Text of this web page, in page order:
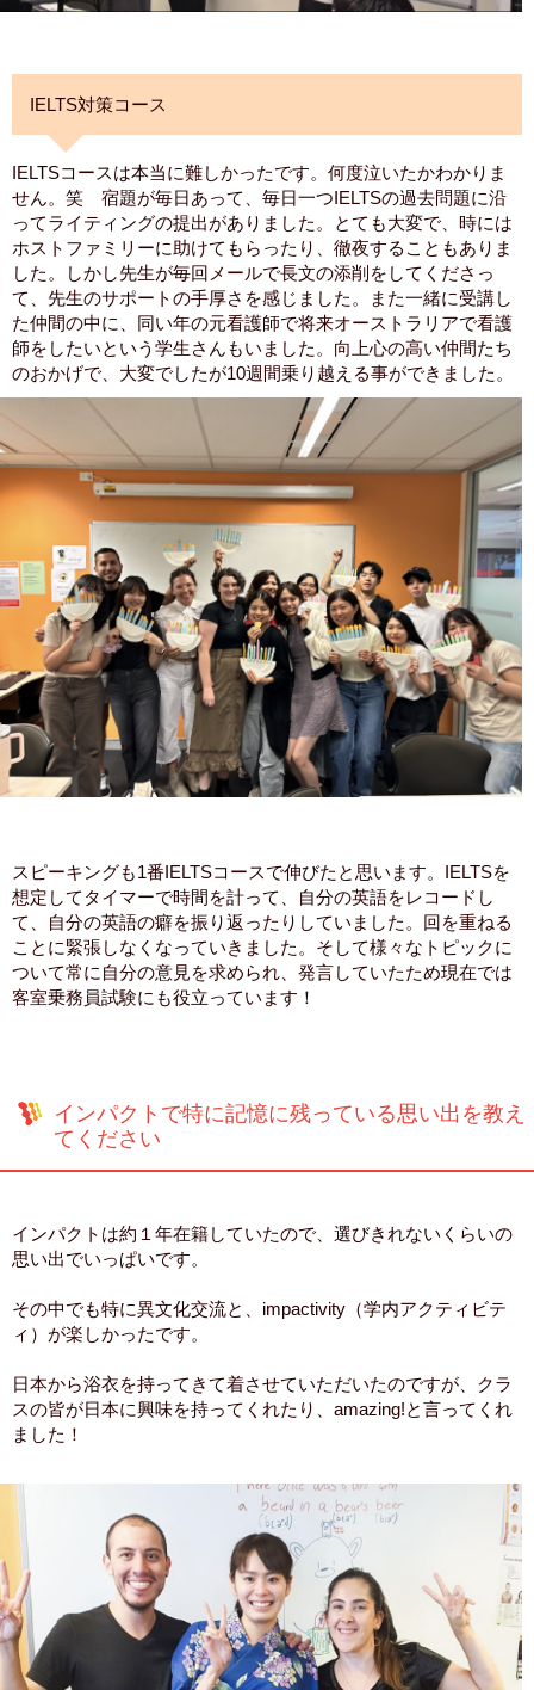
IELTS対策コース
IELTSコースは本当に難しかったです。何度泣いたかわかりま
せん。笑 宿題が毎日あって、毎日一つIELTSの過去問題に沿
ってライティングの提出がありました。とても大変で、時には
ホストファミリーに助けてもらったり、徹夜することもありま
した。しかし先生が毎回メールで長文の添削をしてくださっ
て、先生のサポートの手厚さを感じました。また一緒に受講し
た仲間の中に、同い年の元看護師で将来オーストラリアで看護
師をしたいという学生さんもいました。向上心の高い仲間たち
のおかげで、大変でしたが10週間乗り越える事ができました。
スピーキングも1番IELTSコースで伸びたと思います。IELTSを
想定してタイマーで時間を計って、自分の英語をレコードし
て、自分の英語の癖を振り返ったりしていました。回を重ねる
ことに緊張しなくなっていきました。そして様々なトピックに
ついて常に自分の意見を求められ、発言していたため現在では
客室乗務員試験にも役立っています！
インパクトで特に記憶に残っている思い出を教え
てください
インパクトは約１年在籍していたので、選びきれないくらいの
思い出でいっぱいです。
その中でも特に異文化交流と、impactivity（学内アクティビテ
ィ）が楽しかったです。
日本から浴衣を持ってきて着させていただいたのですが、クラ
スの皆が日本に興味を持ってくれたり、amazing!と言ってくれ
ました！